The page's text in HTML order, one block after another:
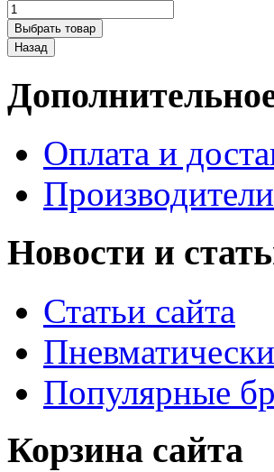
Оплата и
Производители
Новости и
Статьи сайта
Популярные
Корзина сайта